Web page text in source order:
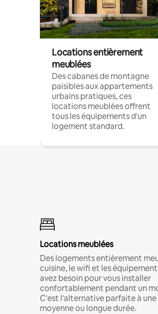
Locations entièrement
meublées
Des cabanes de montagne
paisibles aux appartements
urbains pratiques, ces
locations meublées offrent
tous les équipements d'un
logement standard.
Locations meublées
Des logements entièrement
cuisine, le wifi et les
avez besoin pour vous installer
confortablement pendant un
C'est l'alternative parfaite à
moyenne ou longue durée.